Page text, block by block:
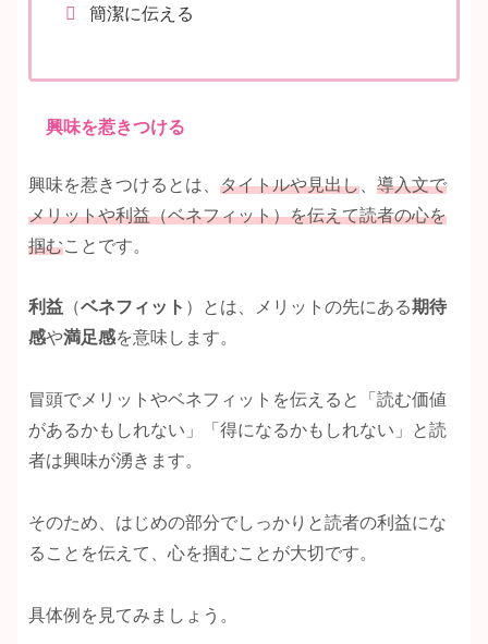
簡潔に伝える
興味を惹きつける
興味を惹きつけるとは、 タイトルや見出し
導入文で
メリットや利益（ベネフィット）を伝えて読者の心を
掴むことです。
利益 （ベネフィット ）とは、メリットの先にある期待
感や満足感を意味します。
冒頭でメリットやベネフィットを伝えると「読む価値
があるかもしれない」「得になるかもしれない」と読
者は興味が湧きます。
そのため、はじめの部分でしっかりと読者の利益にな
ることを伝えて、心を掴むことが大切です。
具体例を見てみましょう。